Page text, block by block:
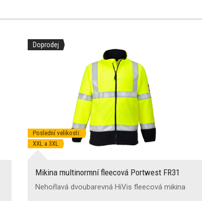
Doprodej
Poslední velikosti:
XXL a 3XL
Mikina multinormní fleecová Portwest FR31
Nehořlavá dvoubarevná HiVis fleecová mikina